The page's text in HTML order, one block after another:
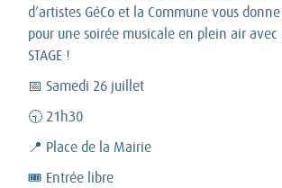
d’artistes GéCo et la Commune vous
pour une soirée musicale en plein air avec
STAGE !
📅 Samedi 26 juillet
🕤 21h30
📍 Place de la Mairie
🎟️ Entrée libre